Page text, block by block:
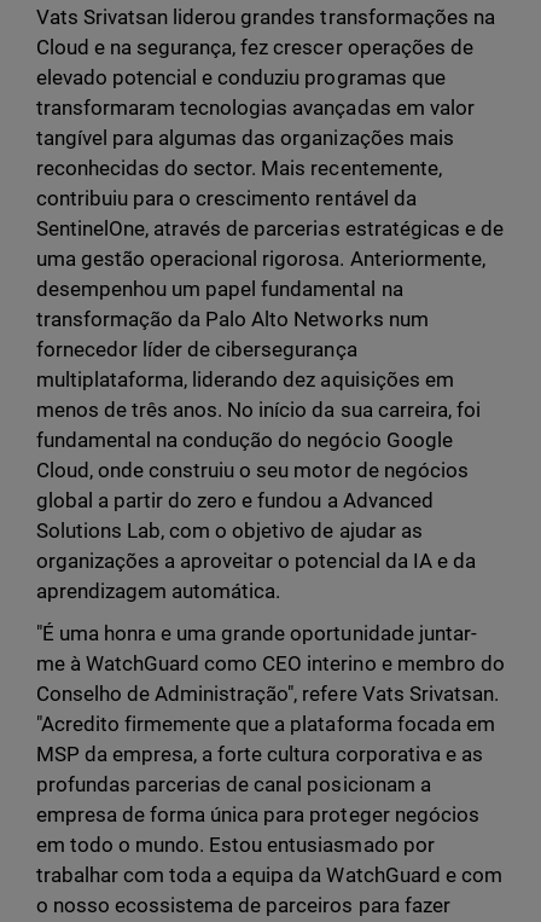
Vats Srivatsan liderou grandes transformações na
Cloud e na segurança, fez crescer operações de
elevado potencial e conduziu programas que
transformaram tecnologias avançadas em valor
tangível para algumas das organizações mais
reconhecidas do sector. Mais recentemente,
contribuiu para o crescimento rentável da
SentinelOne, através de parcerias estratégicas e de
uma gestão operacional rigorosa. Anteriormente,
desempenhou um papel fundamental na
transformação da Palo Alto Networks num
fornecedor líder de cibersegurança
multiplataforma, liderando dez aquisições em
menos de três anos. No início da sua carreira, foi
fundamental na condução do negócio Google
Cloud, onde construiu o seu motor de negócios
global a partir do zero e fundou a Advanced
Solutions Lab, com o objetivo de ajudar as
organizações a aproveitar o potencial da IA e da
aprendizagem automática.
"É uma honra e uma grande oportunidade juntar-
me à WatchGuard como CEO interino e membro do
Conselho de Administração", refere Vats Srivatsan.
"Acredito firmemente que a plataforma focada em
MSP da empresa, a forte cultura corporativa e as
profundas parcerias de canal posicionam a
empresa de forma única para proteger negócios
em todo o mundo. Estou entusiasmado por
trabalhar com toda a equipa da WatchGuard e com
o nosso ecossistema de parceiros para fazer